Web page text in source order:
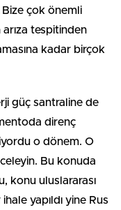
Bize çok önemli
arıza tespitinden
kadar birçok
güç santraline de
direnç
o dönem. O
Bu konuda
konu uluslararası
yapıldı yine Rus